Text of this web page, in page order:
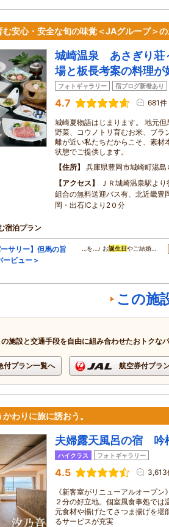
安心・安全な旬の味覚＜JAグループ＞
城崎温泉 あさぎり荘
場と板長考案の料理が
フォトギャラリー 宿ブログ新着あり
4.7 681件
城崎夏物語はじまります。 地元
野菜、コウノトリ育むお米、ブラ
離が近い私たちだからこそ、素材
状態でご提供します。
住所
兵庫県豊岡市城崎町湯島
アクセス
ＪＲ城崎温泉駅よ
組合の無料送迎バス有、北近畿豊
岡・出石ICより2０分
宿泊プラン
サリー】但馬の旨
ービュー＞
…を…♪ お誕生日やご結婚…
この施
の施設と交通手段を自由に組み合わせたおトクな
付プラン一覧へ 航空券付プラ
わりに旅に誘おう。
夫婦露天風呂の宿 吟
ハイクラス フォトギャラリー
4.5 3,613
《新客室がリニューアルオープ
２分の好立地。個室風食事処では
元食材や揚げたてさつま揚げを堪
るサービスが充実